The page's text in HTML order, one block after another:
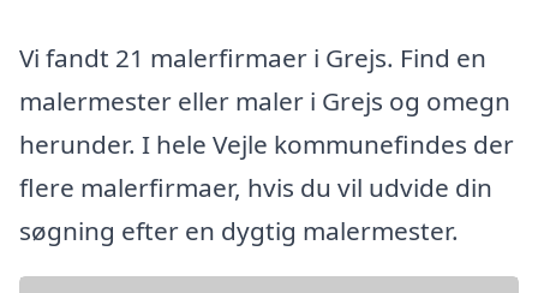
Vi fandt 21 malerfirmaer i Grejs. Find en
malermester eller maler i Grejs og omegn
herunder. I hele Vejle kommunefindes der
flere malerfirmaer, hvis du vil udvide din
søgning efter en dygtig malermester.